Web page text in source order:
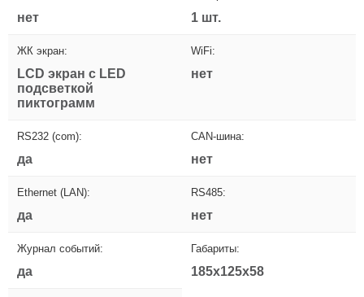
нет 1 шт.
ЖК экран:
LCD экран с LED
подсветкой
пиктограмм
WiFi:
нет
RS232 (com):
да
CAN-шина:
нет
Ethernet (LAN):
да
RS485:
нет
Журнал событий:
да
Габариты:
185x125x58